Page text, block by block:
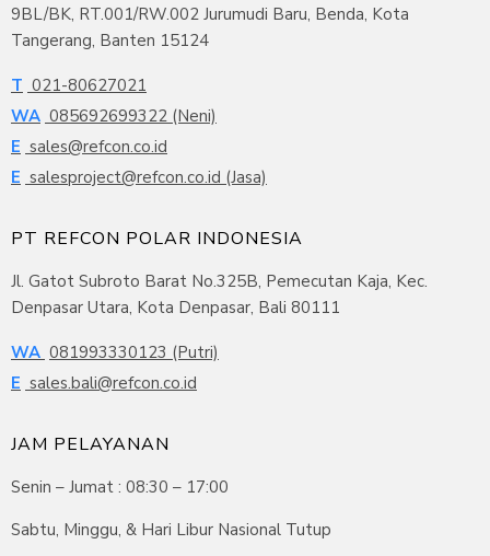
9BL/BK, RT.001/RW.002 Jurumudi Baru, Benda, Kota
Tangerang, Banten 15124
T 021-80627021
WA 085692699322 (Neni)
E sales@refcon.co.id
E salesproject@refcon.co.id (Jasa)
PT REFCON POLAR INDONESIA
Jl. Gatot Subroto Barat No.325B, Pemecutan Kaja, Kec.
Denpasar Utara, Kota Denpasar, Bali 80111
WA 081993330123 (Putri)
E sales.bali@refcon.co.id
JAM PELAYANAN
Senin – Jumat : 08:30 – 17:00
Sabtu, Minggu, & Hari Libur Nasional Tutup